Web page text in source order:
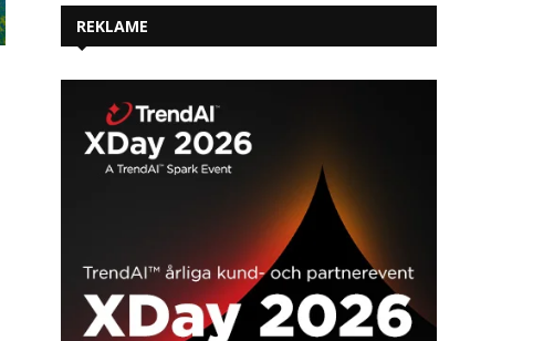
Veeam opnår 2026 Great Place To
verden...
juli 24, 2026
Samsung introducerer
REKLAME